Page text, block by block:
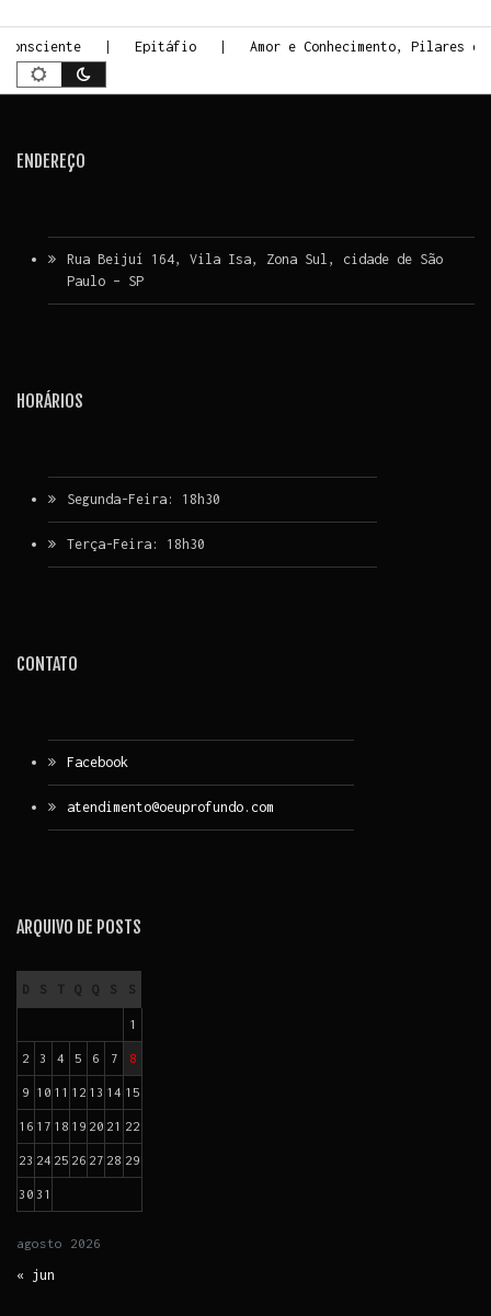
Epitáfio Amor e Conhecimento, Pilares
ENDEREÇO
Rua Beijuí 164, Vila Isa, Zona Sul, cidade de São
Paulo – SP
HORÁRIOS
Segunda-Feira: 18h30
Terça-Feira: 18h30
CONTATO
Facebook
atendimento@oeuprofundo.com
ARQUIVO DE POSTS
agosto 2026
D S T Q Q S S
1
2 3 4 5 6 7 8
9 10 11 12 13 14 15
16 17 18 19 20 21 22
23 24 25 26 27 28 29
30 31
« jun